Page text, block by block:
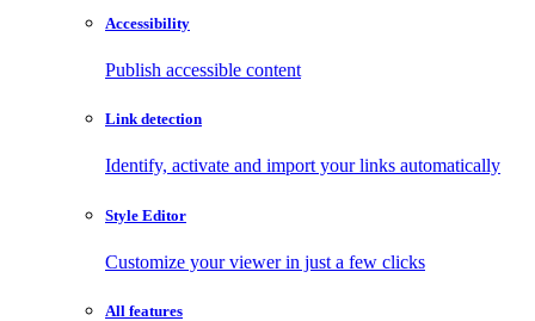
Accessibility
Publish accessible content
Link detection
Identify, activate and import your links automatically
Style Editor
Customize your viewer in just a few clicks
All features